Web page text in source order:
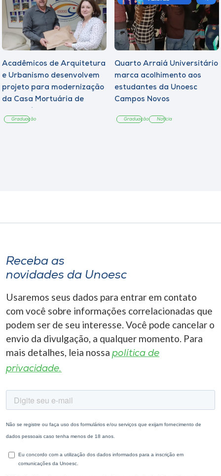
Acadêmicos de Arquitetura
e Urbanismo desenvolvem
projeto para modernização
da Casa Mortuária de
Graduação
Quarto Arraiá Universitário
marca acolhimento aos
estudantes da Unoesc
Campos Novos
Graduação Notícia
Receba as
novidades da Unoesc
Usaremos seus dados para entrar em contato
com você sobre informações correlacionadas que
podem ser de seu interesse. Você pode cancelar o
envio da divulgação, a qualquer momento. Para
mais detalhes, leia nossa política de
privacidade.